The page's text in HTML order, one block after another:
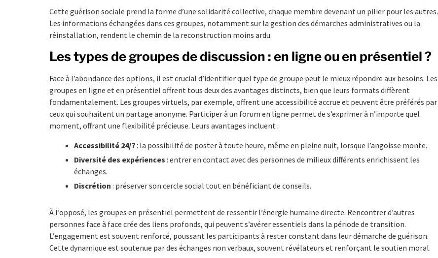
Cette guérison sociale prend la forme d’une solidarité collective, chaque membre devenant un pilier pour les autres.
Les informations échangées dans ces groupes, notamment sur la gestion des démarches administratives ou la
réinstallation, rendent le chemin de la reconstruction moins ardu.
Les types de groupes de discussion : en ligne ou en présentiel ?
Face à l’abondance des options, il est crucial d’identifier quel type de groupe peut le mieux répondre aux besoins. Les
groupes en ligne et en présentiel offrent tous deux des avantages distincts, bien que leurs formats diffèrent
fondamentalement. Les groupes virtuels, par exemple, offrent une accessibilité accrue et peuvent être préférés par
ceux qui souhaitent un partage anonyme. Participer à un forum en ligne permet de s’exprimer à n’importe quel
moment, offrant une flexibilité précieuse. Leurs avantages incluent :
Accessibilité 24/7: la possibilité de poster à toute heure, même en pleine nuit, lorsque l’angoisse monte.
Diversité des expériences : entrer en contact avec des personnes de milieux différents enrichissent les
échanges.
Discrétion : préserver son cercle social tout en bénéficiant de conseils.
À l’opposé, les groupes en présentiel permettent de ressentir l’énergie humaine directe. Rencontrer d’autres
personnes face à face crée des liens profonds, qui peuvent s’avérer essentiels dans la période de transition.
L’engagement est souvent renforcé, poussant les participants à rester constant dans leur démarche de guérison.
Cette dynamique est soutenue par des échanges non verbaux, souvent révélateurs et renforçant le soutien moral.